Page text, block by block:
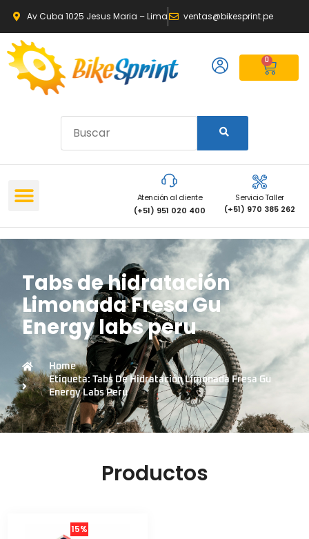
Av Cuba 1025 Jesus Maria – Lima ventas@bikesprint.pe
0
Atención al cliente
(+51) 951 020 400
Servicio Taller
(+51) 970 385 262
Tabs de hidratación
Limonada Fresa Gu
Energy labs peru
Home
Etiqueta: Tabs De Hidratación Limonada Fresa Gu
Energy Labs Peru
Productos
15%